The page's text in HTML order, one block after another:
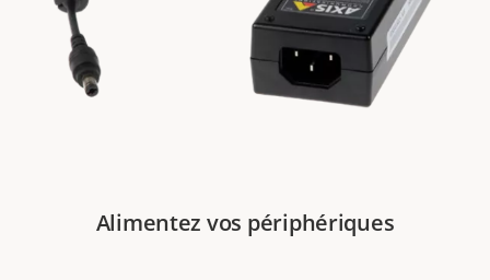
Alimentez vos périphériques